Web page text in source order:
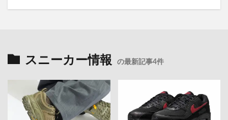
スニーカー情報 の最新記事4件